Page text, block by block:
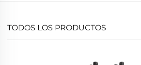
TODOS LOS PRODUCTOS